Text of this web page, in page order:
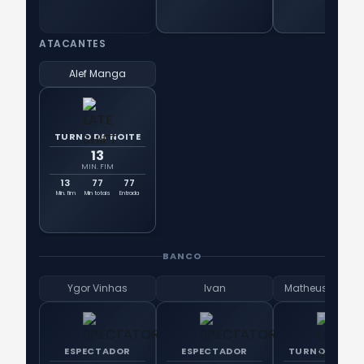
ATACANTES
Alef Manga
TURNO DA NOITE
13
MIN. FIM
13
Min. fim
77
Min totais
77
Entrada
BANCO
Ygor Vinhas
ESPECTADOR
Ivan
ESPECTADOR
Matheus
TURNO DA